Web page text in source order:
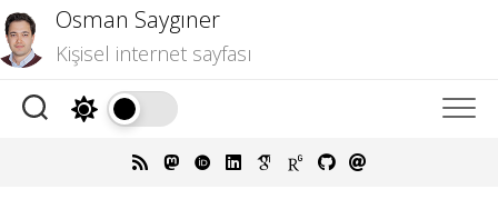
Skip
to
content
Osman Saygıner
Kişisel internet sayfası